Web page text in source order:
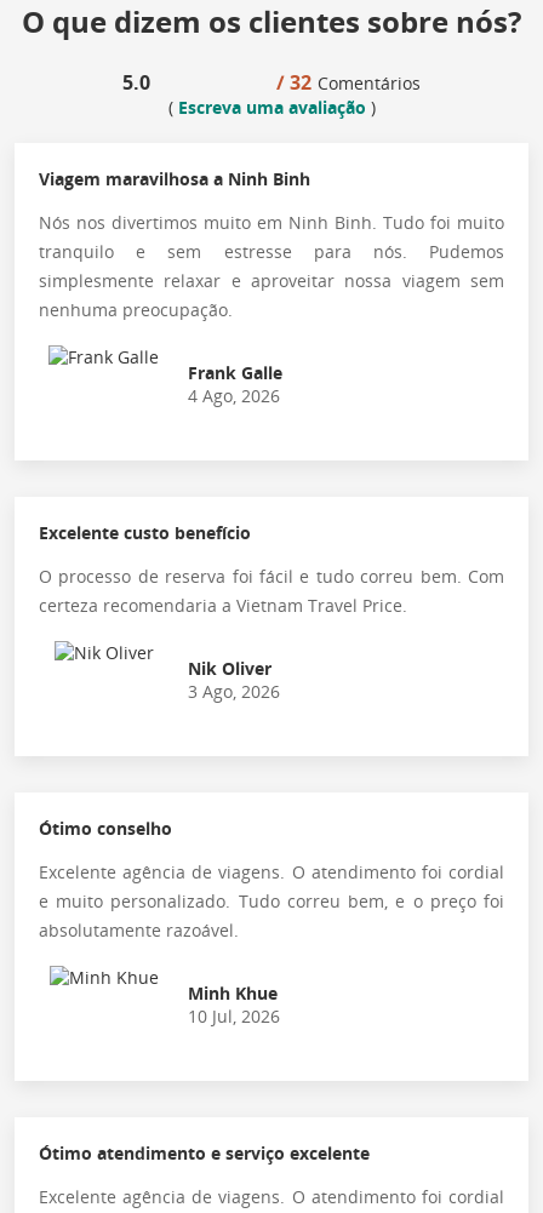
O que dizem os clientes sobre nós?
5.0 / 32 Comentários
( Escreva uma avaliação )
Viagem maravilhosa a Ninh Binh
Nós nos divertimos muito em Ninh Binh. Tudo foi muito
tranquilo e sem estresse para nós. Pudemos
simplesmente relaxar e aproveitar nossa viagem sem
nenhuma preocupação.
Frank Galle
4 Ago, 2026
Excelente custo benefício
O processo de reserva foi fácil e tudo correu bem. Com
certeza recomendaria a Vietnam Travel Price.
Nik Oliver
3 Ago, 2026
Ótimo conselho
Excelente agência de viagens. O atendimento foi cordial
e muito personalizado. Tudo correu bem, e o preço foi
absolutamente razoável.
Minh Khue
10 Jul, 2026
Ótimo atendimento e serviço excelente
Excelente agência de viagens. O atendimento foi cordial